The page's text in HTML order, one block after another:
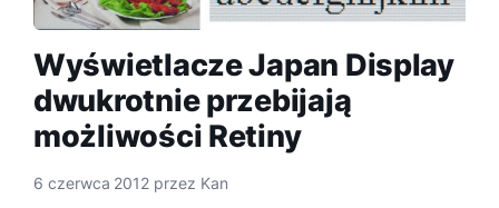
Wyświetlacze Japan Display
dwukrotnie przebijają
możliwości Retiny
6 czerwca 2012 przez Kan